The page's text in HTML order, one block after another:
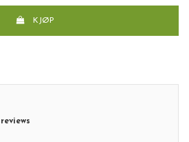
KJØP
reviews